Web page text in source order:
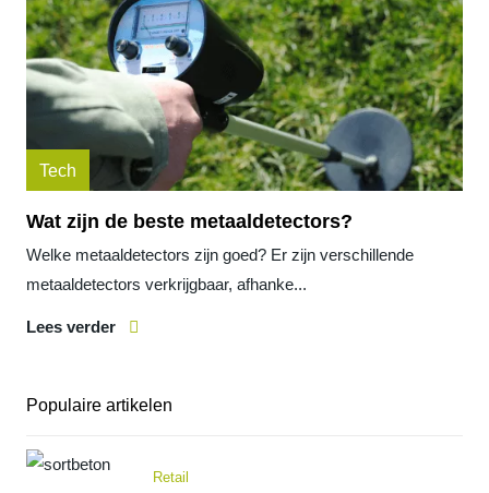
Tech
Wat zijn de beste metaaldetectors?
Welke metaaldetectors zijn goed? Er zijn verschillende
metaaldetectors verkrijgbaar, afhanke...
Lees verder
Populaire artikelen
Retail